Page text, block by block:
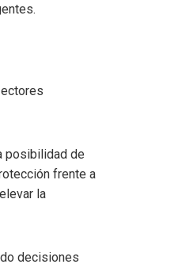
posibilidad de
frente a
la
decisiones